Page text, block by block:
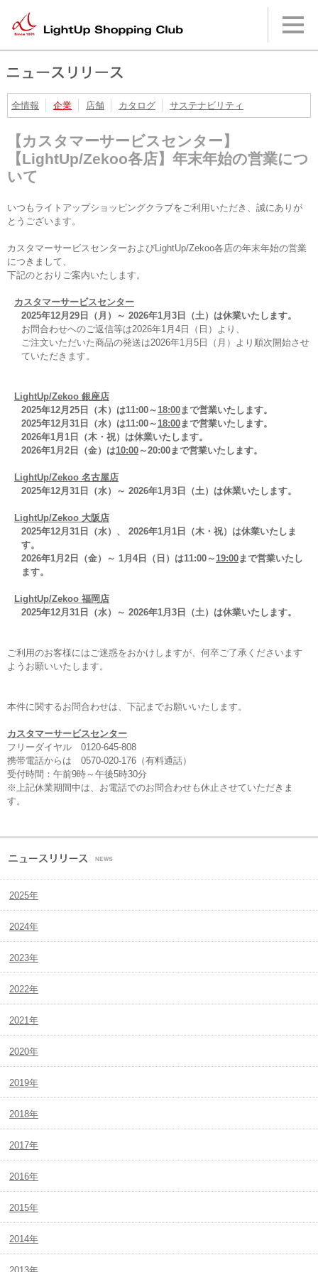
メ
ン
ュ
全情報 企業 店舗 カタログ サステナビリティ
【カスタマーサービスセンター】
【LightUp/Zekoo各店】年末年始の営業につ
いて
いつもライトアップショッピングクラブをご利用いただき、誠にありが
とうございます。
カスタマーサービスセンターおよびLightUp/Zekoo各店の年末年始の営業
につきまして、
下記のとおりご案内いたします。
カスタマーサービスセンター
2025年12月29日（月）～ 2026年1月3日（土）は休業いたします。
お問合わせへのご返信等は2026年1月4日（日）より、
ご注文いただいた商品の発送は2026年1月5日（月）より順次開始させ
ていただきます。
LightUp/Zekoo 銀座店
2025年12月25日（木）は11:00～18:00まで営業いたします。
2025年12月31日（水）は11:00～18:00まで営業いたします。
2026年1月1日（木・祝）は休業いたします。
2026年1月2日（金）は10:00～20:00まで営業いたします。
LightUp/Zekoo 名古屋店
2025年12月31日（水）～ 2026年1月3日（土）は休業いたします。
LightUp/Zekoo 大阪店
2025年12月31日（水）、 2026年1月1日（木・祝）は休業いたしま
す。
2026年1月2日（金）～ 1月4日（日）は11:00～19:00まで営業いたし
ます。
LightUp/Zekoo 福岡店
2025年12月31日（水）～ 2026年1月3日（土）は休業いたします。
ご利用のお客様にはご迷惑をおかけしますが、何卒ご了承くださいます
ようお願いいたします。
本件に関するお問合わせは、下記までお願いいたします。
カスタマーサービスセンター
フリーダイヤル 0120-645-808
携帯電話からは 0570-020-176（有料通話）
受付時間：午前9時～午後5時30分
※上記休業期間中は、お電話でのお問合わせも休止させていただきま
す。
2025年
2024年
2023年
2022年
2021年
2020年
2019年
2018年
2017年
2016年
2015年
2014年